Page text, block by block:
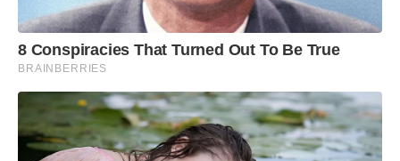
8 Conspiracies That Turned Out To Be True
BRAINBERRIES